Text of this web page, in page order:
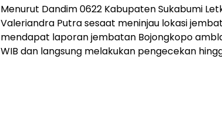
Menurut Dandim 0622 Kabupaten Sukabumi
Valeriandra Putra sesaat meninjau lokasi
mendapat laporan jembatan Bojongkopo
WIB dan langsung melakukan pengecekan